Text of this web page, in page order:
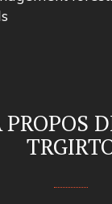
PROPOS